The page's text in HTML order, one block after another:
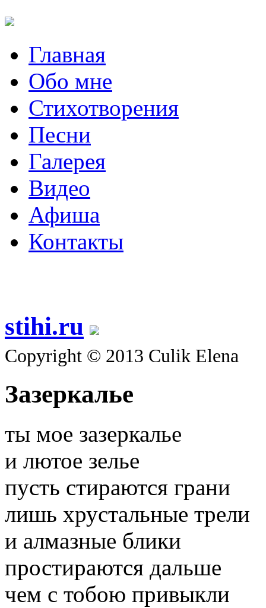
Главная
Обо мне
Стихотворения
Песни
Галерея
Видео
Афиша
Контакты
stihi.ru
Copyright © 2013 Culik Elena
Зазеркалье
ты мое зазеркалье
и лютое зелье
пусть стираются грани
лишь хрустальные трели
и алмазные блики
простираются дальше
чем с тобою привыкли